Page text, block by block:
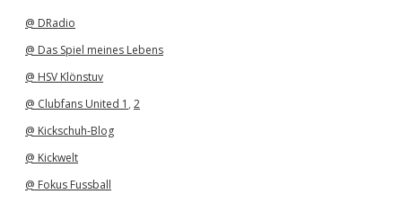
@ DRadio
@ Das Spiel meines Lebens
@ HSV Klönstuv
@ Clubfans United 1 , 2
@ Kickschuh-Blog
@ Kickwelt
@ Fokus Fussball